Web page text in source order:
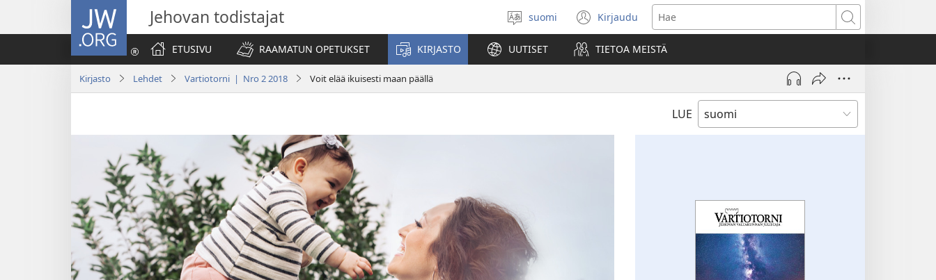
JW.ORG Jehovan todistajat
Valitse
kieli
suomi Kirjaudu
(avaa
uuden
ikkunan)
Hae
ETUSIVU
RAAMATUN OPETUKSET KIRJASTO UUTISET TIETOA MEISTÄ
Kirjasto Lehdet Vartiotorni | Nro 2 2018 Voit elää ikuisesti maan päällä
LUE